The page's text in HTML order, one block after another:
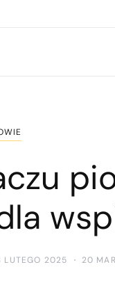
LUTEGO 2025 20